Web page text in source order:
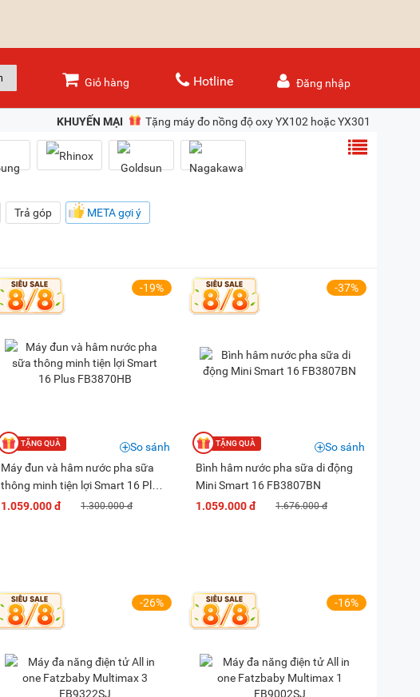
Đăng nhập
Giỏ hàng Hotline
KHUYẾN MẠI Tặng máy đo nồng độ oxy YX102 hoặc YX301 khi mua
Trả góp META gợi ý
-19%
Máy đun và hâm nước pha sữa
thông minh tiện lợi Smart 16 Plus
FB3870HB
1.059.000 đ 1.300.000 đ
So sánh
-37%
Bình hâm nước pha sữa di động
Mini Smart 16 FB3807BN
1.059.000 đ
1.676.000 đ
So sánh
-26% -16%